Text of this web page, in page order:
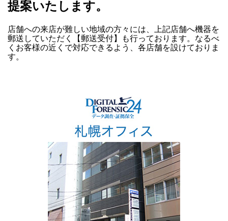
提案いたします。
店舗への来店が難しい地域の方々には、上記店舗へ機器を
郵送していただく【郵送受付】も行っております。なるべ
くお客様の近くで対応できるよう、各店舗を設けておりま
す。